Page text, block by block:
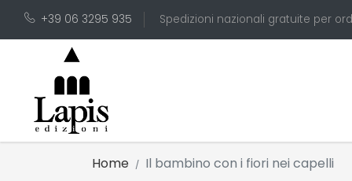
+39 06 3295 935 Spedizioni nazionali gratuite per
Home Il bambino con i fiori nei capelli